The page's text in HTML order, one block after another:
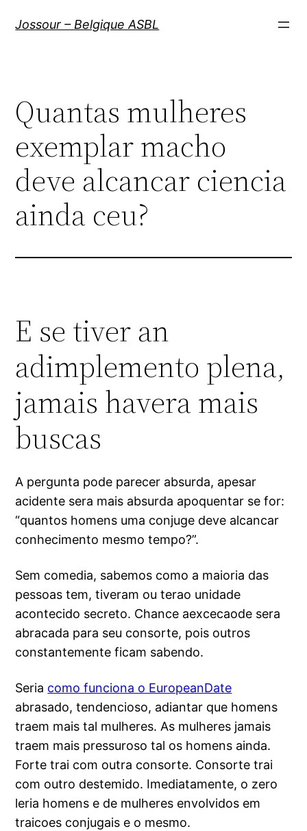
Jossour – Belgique ASBL
Quantas mulheres
exemplar macho
deve alcancar ciencia
ainda ceu?
E se tiver an
adimplemento plena,
jamais havera mais
buscas
A pergunta pode parecer absurda, apesar
acidente sera mais absurda apoquentar se for:
“quantos homens uma conjuge deve alcancar
conhecimento mesmo tempo?”.
Sem comedia, sabemos como a maioria das
pessoas tem, tiveram ou terao unidade
acontecido secreto. Chance aexcecaode sera
abracada para seu consorte, pois outros
constantemente ficam sabendo.
Seria como funciona o EuropeanDate
abrasado, tendencioso, adiantar que homens
traem mais tal mulheres. As mulheres jamais
traem mais pressuroso tal os homens ainda.
Forte trai com outra consorte. Consorte trai
com outro destemido. Imediatamente, o zero
leria homens e de mulheres envolvidos em
traicoes conjugais e o mesmo.